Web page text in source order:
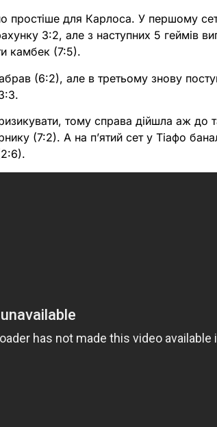
простіше для Карлоса. У першому
3:2, але з наступних 5 геймів
камбек (7:5).
(6:2), але в третьому знову
ризикувати, тому справа дійшла аж
(7:2). А на пʼятий сет у Тіафо